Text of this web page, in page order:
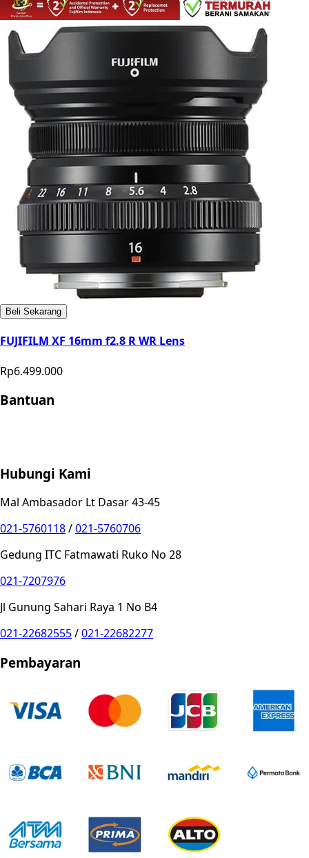
Beli Sekarang
FUJIFILM XF 16mm f2.8 R WR Lens
Rp6.499.000
Bantuan
Hubungi Kami
Mal Ambasador Lt Dasar 43-45
021-5760118/021-5760706
Gedung ITC Fatmawati Ruko No 28
021-7207976
Jl Gunung Sahari Raya 1 No B4
021-22682555/021-22682277
Pembayaran